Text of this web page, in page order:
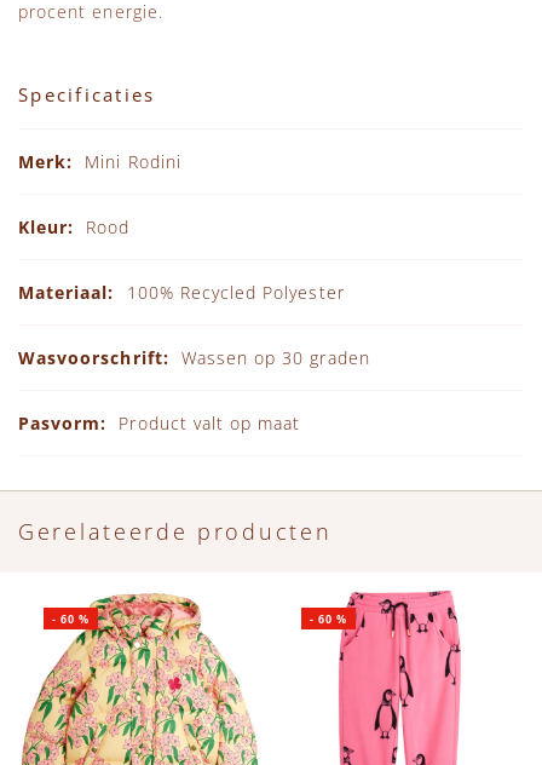
procent energie.
Specificaties
Mini Rodini
Rood
100% Recycled Polyester
Wassen op 30 graden
Product valt op maat
Gerelateerde producten
-60 % -60 %